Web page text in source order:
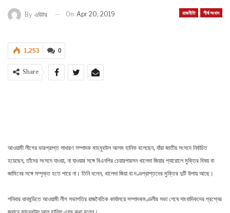
রাজনীতি শীর্ষ সংবাদ
By এডিটর On Apr 20, 2019
0
1,253
Share
আওয়ামী লীগের ভারপ্রাপ্ত সাধারণ সম্পাদক মাহবুবউল আলম হানিফ বলেছেন, যাঁরা জাতীয় সংসদে নির্বাচিত
হয়েছেন, তাঁদের সংসদে যাওয়া, না যাওয়ার সঙ্গে বিএনপির চেয়ারপারসন খালেদা জিয়ার প্যারোলে মুক্তির বিষয় বা
জামিনের সঙ্গে সম্পৃক্ত হতে পারে না। তিনি বলেন, খালেদা জিয়া বা দণ্ডপ্রাপ্তদের মুক্তির দুটি উপায় আছে।
শনিবার ধানমন্ডিতে আওয়ামী লীগ সভাপতির রাজনৈতিক কার্যালয়ে সম্পাদকমণ্ডলীর সভা শেষে সাংবাদিকদের প্রশ্নের